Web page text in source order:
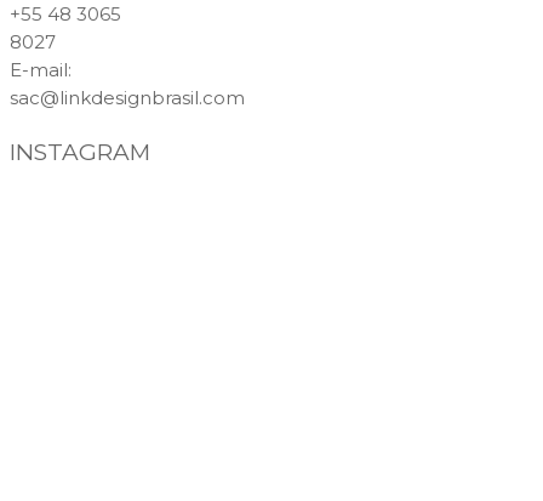
+55 48 3065
8027
E-mail:
sac@linkdesignbrasil.com
INSTAGRAM